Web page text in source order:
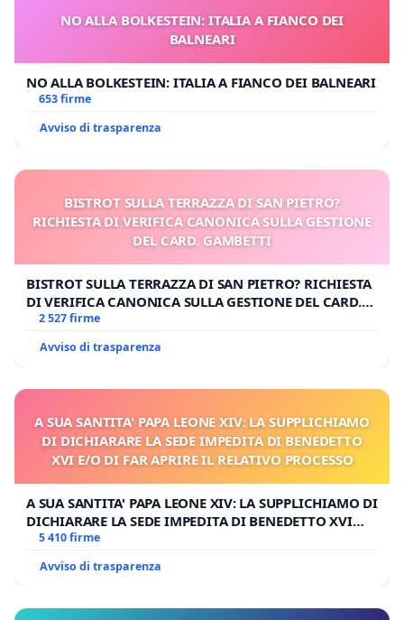
NO ALLA BOLKESTEIN: ITALIA A FIANCO DEI
BALNEARI
NO ALLA BOLKESTEIN: ITALIA A FIANCO DEI BALNEARI
653 firme
Avviso di trasparenza
BISTROT SULLA TERRAZZA DI SAN PIETRO?
RICHIESTA DI VERIFICA CANONICA SULLA GESTIONE
DEL CARD. GAMBETTI
BISTROT SULLA TERRAZZA DI SAN PIETRO? RICHIESTA
DI VERIFICA CANONICA SULLA GESTIONE DEL CARD.
GAMBETTI
2 527 firme
Avviso di trasparenza
A SUA SANTITA' PAPA LEONE XIV: LA SUPPLICHIAMO
DI DICHIARARE LA SEDE IMPEDITA DI BENEDETTO
XVI E/O DI FAR APRIRE IL RELATIVO PROCESSO
A SUA SANTITA' PAPA LEONE XIV: LA SUPPLICHIAMO DI
DICHIARARE LA SEDE IMPEDITA DI BENEDETTO XVI
E/O DI FAR APRIRE IL RELATIVO PROCESSO
5 410 firme
Avviso di trasparenza